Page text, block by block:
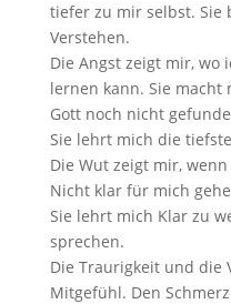
tiefer zu mir selbst. Sie
Verstehen.
Die Angst zeigt mir, wo
lernen kann. Sie macht
Gott noch nicht
Sie lehrt mich die
Die Wut zeigt mir,
Nicht klar für mich
Sie lehrt mich Klar zu
sprechen.
Die Traurigkeit und die
Mitgefühl. Den